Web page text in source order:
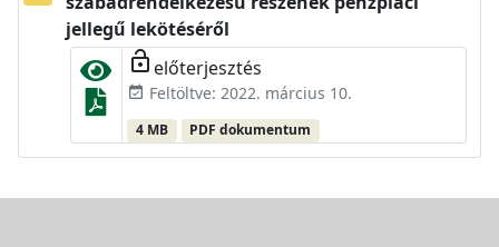
jellegű lekötéséről
lock_open előterjesztés
event_available Feltöltve: 2022. március 10.
4 MB PDF dokumentum